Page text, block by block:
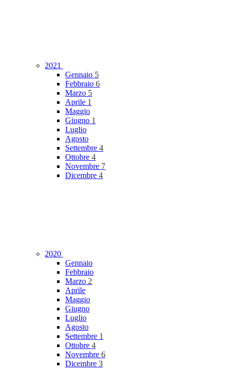
2021
Gennaio 5
Febbraio 6
Marzo 5
Aprile 1
Maggio
Giugno 1
Luglio
Agosto
Settembre 4
Ottobre 4
Novembre 7
Dicembre 4
2020
Gennaio
Febbraio
Marzo 2
Aprile
Maggio
Giugno
Luglio
Agosto
Settembre 1
Ottobre 4
Novembre 6
Dicembre 3